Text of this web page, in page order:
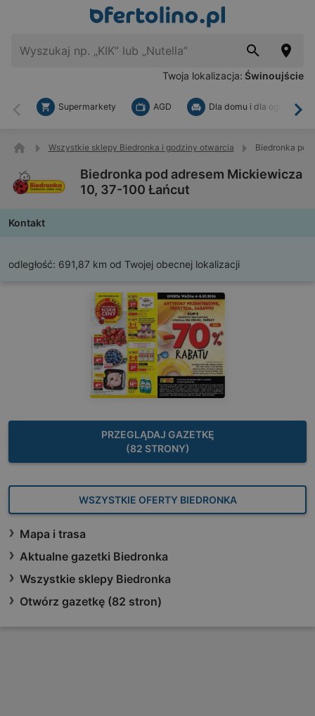
Twoja lokalizacja: Świnoujście
Wstecz
Supermarkety AGD Dla domu i dla ogrodu
Wszystkie sklepy Biedronka i godziny otwarcia Biedronka
Biedronka pod adresem Mickiewicza
10, 37-100 Łańcut
Kontakt
odległość: 691,87 km od Twojej obecnej lokalizacji
PRZEGLĄDAJ GAZETKĘ
(82 STRONY)
WSZYSTKIE OFERTY BIEDRONKA
Mapa i trasa
Aktualne gazetki Biedronka
Wszystkie sklepy Biedronka
Otwórz gazetkę (82 stron)